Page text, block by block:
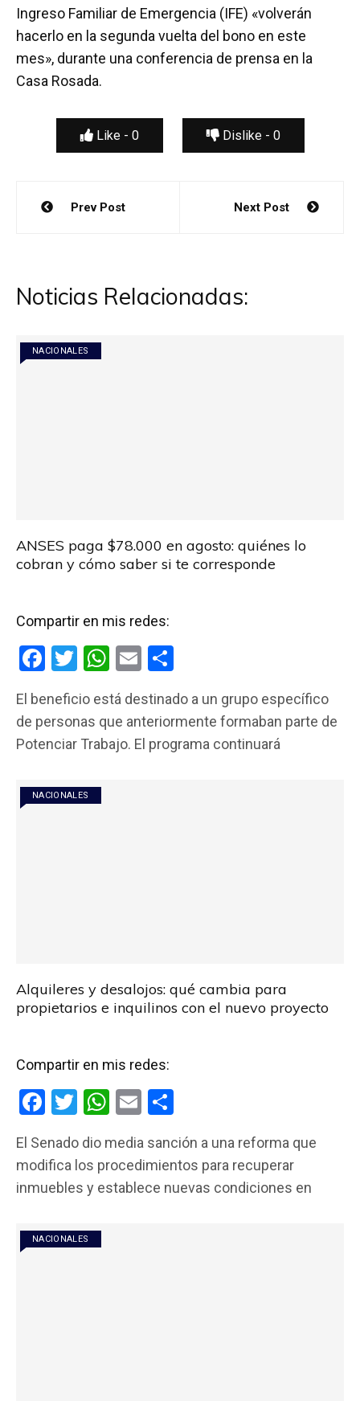
Ingreso Familiar de Emergencia (IFE) «volverán
hacerlo en la segunda vuelta del bono en este
mes», durante una conferencia de prensa en la
Casa Rosada.
Like - 0 Dislike - 0
Navegación
Prev Post Next Post
Noticias Relacionadas:
NACIONALES
ANSES paga $78.000 en agosto: quiénes lo
cobran y cómo saber si te corresponde
Compartir en mis redes:
F
ce
b
o
k
T
tt
er
W
at
s
A
E
ail m
p
ar
El beneficio está destinado a un grupo específico
de personas que anteriormente formaban parte de
Potenciar Trabajo. El programa continuará
NACIONALES
Alquileres y desalojos: qué cambia para
propietarios e inquilinos con el nuevo proyecto
Compartir en mis redes:
F
ce
b
o
k
T
tt
er
W
at
s
E
ail m
p
El Senado dio media sanción a una reforma que
modifica los procedimientos para recuperar
inmuebles y establece nuevas condiciones en
NACIONALES